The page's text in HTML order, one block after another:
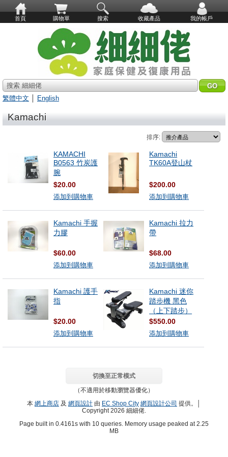
首頁 購物單 搜索 收藏產品 我的帳戶
搜索 細細佬
繁體中文
English
Kamachi
排序:
KAMACHI
B0563 竹炭護
腕
$20.00
添加到購物車
Kamachi
TK60A登山杖
$200.00
添加到購物車
Kamachi 手握
力膠
$60.00
添加到購物車
Kamachi 拉力
帶
$68.00
添加到購物車
Kamachi 護手
指
$20.00
添加到購物車
Kamachi 迷你
踏步機 黑色
（上下踏步）
$550.00
添加到購物車
切換至正常模式
（不適用於移動瀏覽器優化）
本 網上商店 及 網頁設計 由 EC Shop City 網頁設計公司 提供。│
Copyright 2026 細細佬.
Page built in 0.4161s with 10 queries. Memory usage peaked at 2.25
MB